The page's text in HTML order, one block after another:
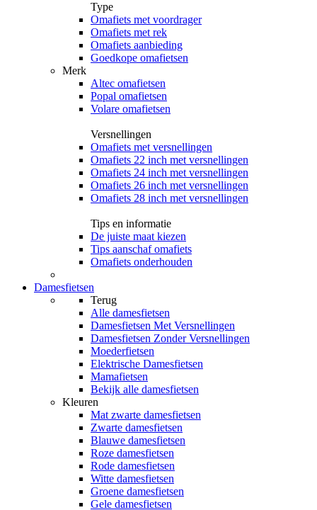
Type
Omafiets met voordrager
Omafiets met rek
Omafiets aanbieding
Goedkope omafietsen
Merk
Altec omafietsen
Popal omafietsen
Volare omafietsen
Versnellingen
Omafiets met versnellingen
Omafiets 22 inch met versnellingen
Omafiets 24 inch met versnellingen
Omafiets 26 inch met versnellingen
Omafiets 28 inch met versnellingen
Tips en informatie
De juiste maat kiezen
Tips aanschaf omafiets
Omafiets onderhouden
Damesfietsen
Terug
Alle damesfietsen
Damesfietsen Met Versnellingen
Damesfietsen Zonder Versnellingen
Moederfietsen
Elektrische Damesfietsen
Mamafietsen
Bekijk alle damesfietsen
Kleuren
Mat zwarte damesfietsen
Zwarte damesfietsen
Blauwe damesfietsen
Roze damesfietsen
Rode damesfietsen
Witte damesfietsen
Groene damesfietsen
Gele damesfietsen